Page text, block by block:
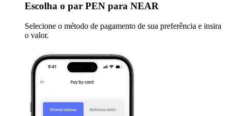
Escolha o par PEN para NEAR
Selecione o método de pagamento de sua preferência e insira
o valor.